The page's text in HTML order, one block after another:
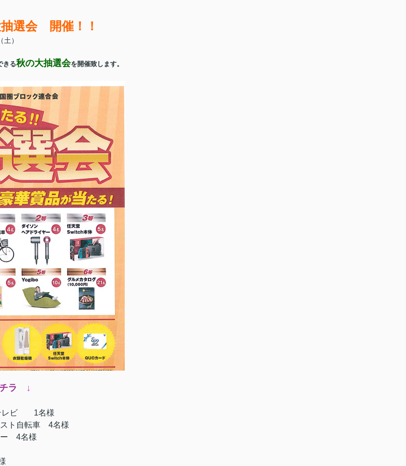
選会 開催！！
）
きる秋の大抽選会を開催致します。
ラ ↓
テレビ 1名様
ト自転車 4名様
イヤー 4名様
ｈｉ本体
5名様